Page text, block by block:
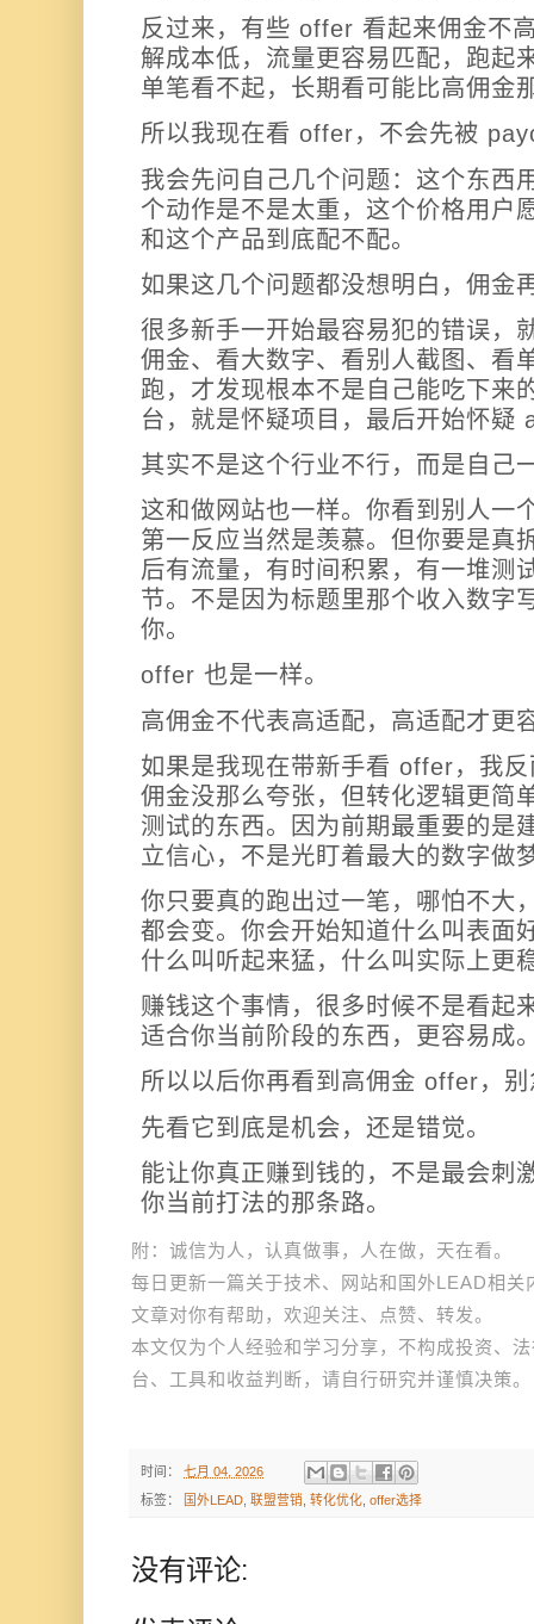
反过来，有些 offer 看起来佣金不
解成本低，流量更容易匹配，跑起
单笔看不起，长期看可能比高佣金
所以我现在看 offer，不会先被
我会先问自己几个问题：这个东西
个动作是不是太重，这个价格用户
和这个产品到底配不配。
如果这几个问题都没想明白，佣金
很多新手一开始最容易犯的错误，
佣金、看大数字、看别人截图、看
跑，才发现根本不是自己能吃下来
台，就是怀疑项目，最后开始怀疑
其实不是这个行业不行，而是自己
这和做网站也一样。你看到别人一
第一反应当然是羡慕。但你要是真
后有流量，有时间积累，有一堆测
节。不是因为标题里那个收入数字
你。
offer 也是一样。
高佣金不代表高适配，高适配才更
如果是我现在带新手看 offer，我
佣金没那么夸张，但转化逻辑更简
测试的东西。因为前期最重要的是
立信心，不是光盯着最大的数字做
你只要真的跑出过一笔，哪怕不大
都会变。你会开始知道什么叫表面
什么叫听起来猛，什么叫实际上更
赚钱这个事情，很多时候不是看起
适合你当前阶段的东西，更容易成
所以以后你再看到高佣金 offer，
先看它到底是机会，还是错觉。
能让你真正赚到钱的，不是最会刺
你当前打法的那条路。
附：诚信为人，认真做事，人在做，天在看。
每日更新一篇关于技术、网站和国外LEAD相
文章对你有帮助，欢迎关注、点赞、转发。
本文仅为个人经验和学习分享，不构成投资、
台、工具和收益判断，请自行研究并谨慎决策。
时间： 七月 04, 2026
标签： 国外LEAD 联盟营销 转化优化 offer选择
没有评论: